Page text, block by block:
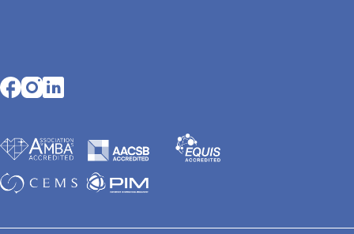
Opens in a new tab
Opens in a new tab
Opens in a new tab